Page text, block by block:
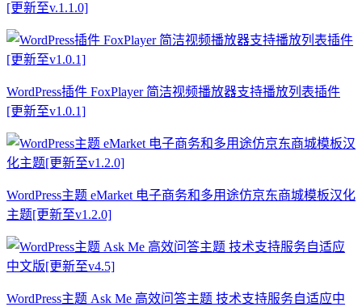
[更新至v.1.1.0]
WordPress插件 FoxPlayer 简洁视频播放器支持播放列表插件
[更新至v1.0.1]
WordPress主题 eMarket 电子商务和多用途仿京东商城模板汉化
主题[更新至v1.2.0]
WordPress主题 Ask Me 高效问答主题 技术支持服务自适应中